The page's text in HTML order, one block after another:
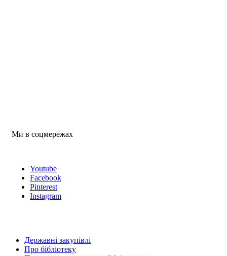
Ми в соцмережах
Youtube
Facebook
Pinterest
Instagram
Державні закупівлі
Про бібліотеку